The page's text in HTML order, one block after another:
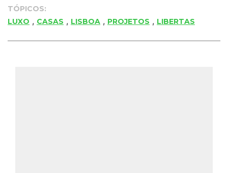
TÓPICOS:
LUXO , CASAS , LISBOA , PROJETOS , LIBERTAS